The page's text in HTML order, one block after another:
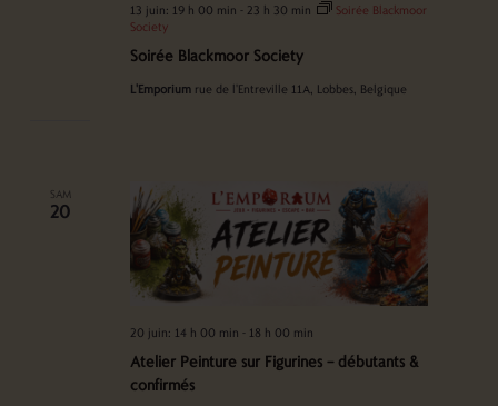
Soirée Blackmoor Society
13 juin: 19 h 00 min - 23 h 30 min
Soirée Blackmoor
Society
L'Emporium rue de l'Entreville 11A, Lobbes, Belgique
SAM
20
Atelier Peinture sur Figurines – débutants &
confirmés
20 juin: 14 h 00 min - 18 h 00 min